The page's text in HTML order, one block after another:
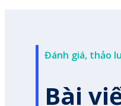
Đánh giá, thảo
Bài